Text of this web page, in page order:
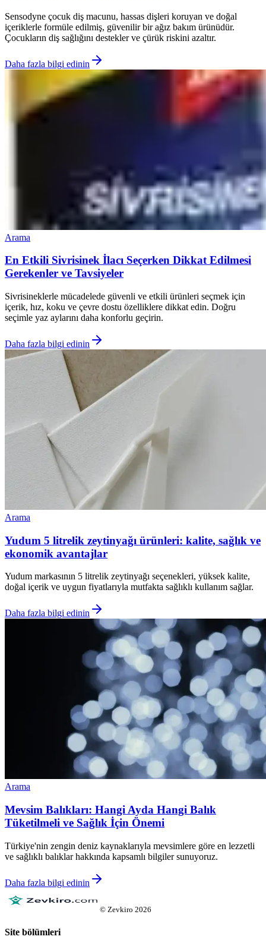
Sensodyne çocuk diş macunu, hassas dişleri koruyan ve doğal
içeriklerle formüle edilmiş, güvenilir bir ağız bakım ürünüdür.
Çocukların diş sağlığını destekler ve çürük riskini azaltır.
Daha fazla bilgi edinin
Arama
En Etkili Sivrisinek İlacı Seçerken Dikkat Edilmesi
Gerekenler ve Tavsiyeler
Sivrisineklerle mücadelede güvenli ve etkili ürünleri seçmek için
içerik, hız, koku ve çevre dostu özelliklere dikkat edin. Doğru
seçimle yaz aylarını daha konforlu geçirin.
Daha fazla bilgi edinin
Arama
Yudum 5 litrelik zeytinyağı ürünleri: kalite, sağlık ve
ekonomik avantajlar
Yudum markasının 5 litrelik zeytinyağı seçenekleri, yüksek kalite,
doğal içerik ve uygun fiyatlarıyla mutfakta sağlıklı kullanım sağlar.
Daha fazla bilgi edinin
Arama
Mevsim Balıkları: Hangi Ayda Hangi Balık
Tüketilmeli ve Sağlık İçin Önemi
Türkiye'nin zengin deniz kaynaklarıyla mevsimlere göre en lezzetli
ve sağlıklı balıklar hakkında kapsamlı bilgiler sunuyoruz.
Daha fazla bilgi edinin
© Zevkiro 2026
Site bölümleri